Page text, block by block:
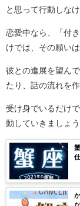
と思って行動しな
恋愛中なら、「付
けでは、その願い
彼との進展を望ん
たり、話の流れを
受け身でいるだけ
動していきましょう